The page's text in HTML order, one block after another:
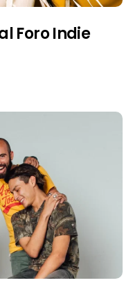
Foro Indie